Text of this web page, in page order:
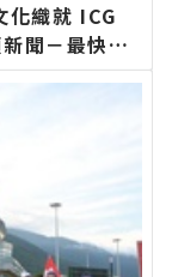
化織就 ICG
聞－最快速